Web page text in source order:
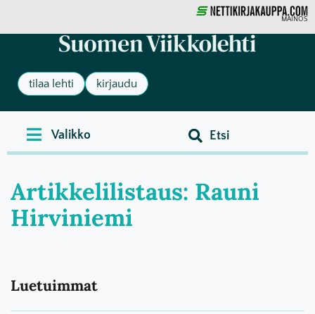
MAINOS
tilaa lehti kirjaudu
Artikkelilistaus: Rauni
Hirviniemi
Luetuimmat